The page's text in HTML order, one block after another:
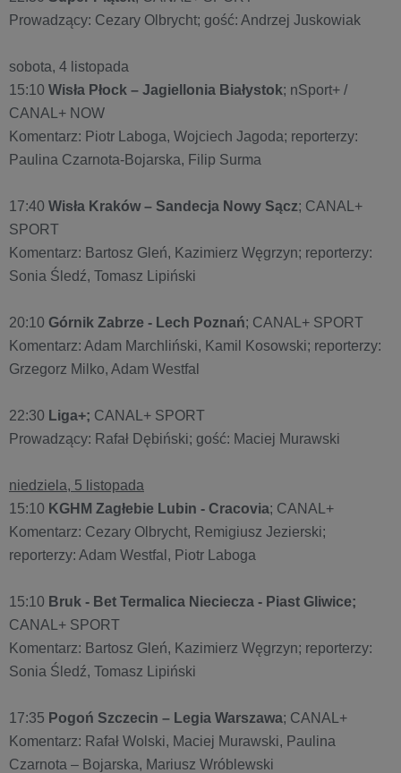
Prowadzący: Cezary Olbrycht; gość: Andrzej Juskowiak
sobota, 4 listopada
15:10 Wisła Płock – Jagiellonia Białystok; nSport+ /
CANAL+ NOW
Komentarz: Piotr Laboga, Wojciech Jagoda; reporterzy:
Paulina Czarnota-Bojarska, Filip Surma
17:40 Wisła Kraków – Sandecja Nowy Sącz; CANAL+
SPORT
Komentarz: Bartosz Gleń, Kazimierz Węgrzyn; reporterzy:
Sonia Śledź, Tomasz Lipiński
20:10 Górnik Zabrze - Lech Poznań; CANAL+ SPORT
Komentarz: Adam Marchliński, Kamil Kosowski; reporterzy:
Grzegorz Milko, Adam Westfal
22:30 Liga+; CANAL+ SPORT
Prowadzący: Rafał Dębiński; gość: Maciej Murawski
niedziela, 5 listopada
15:10 KGHM Zagłebie Lubin - Cracovia; CANAL+
Komentarz: Cezary Olbrycht, Remigiusz Jezierski;
reporterzy: Adam Westfal, Piotr Laboga
15:10 Bruk - Bet Termalica Nieciecza - Piast Gliwice;
CANAL+ SPORT
Komentarz: Bartosz Gleń, Kazimierz Węgrzyn; reporterzy:
Sonia Śledź, Tomasz Lipiński
17:35 Pogoń Szczecin – Legia Warszawa; CANAL+
Komentarz: Rafał Wolski, Maciej Murawski, Paulina
Czarnota – Bojarska, Mariusz Wróblewski